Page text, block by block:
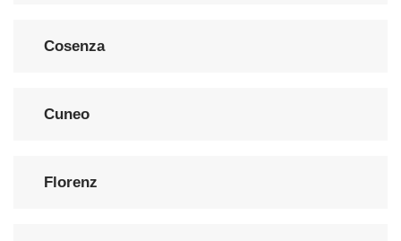
Cosenza
Cuneo
Florenz